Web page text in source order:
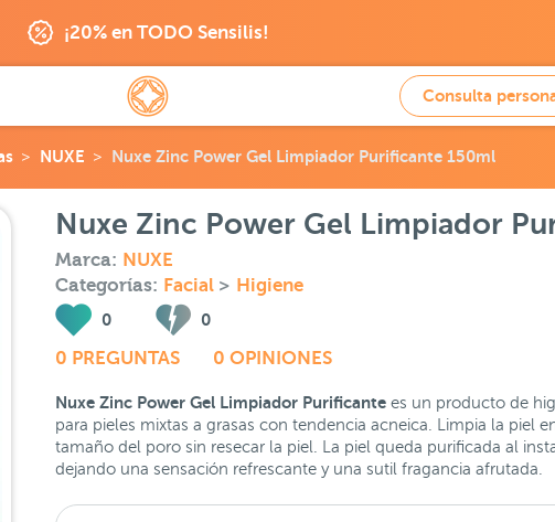
¡20% en TODO Sensilis!
Consulta
NUXE Nuxe Zinc Power Gel Limpiador Purificante 150ml
Nuxe Zinc Power Gel Limpiador
Marca: NUXE
Categorías: Facial > Higiene
0 0
0 PREGUNTAS 0 OPINIONES
Nuxe Zinc Power Gel Limpiador Purificante es un producto de
para pieles mixtas a grasas con tendencia acneica. Limpia la piel
tamaño del poro sin resecar la piel. La piel queda purificada al
dejando una sensación refrescante y una sutil fragancia afrutada.